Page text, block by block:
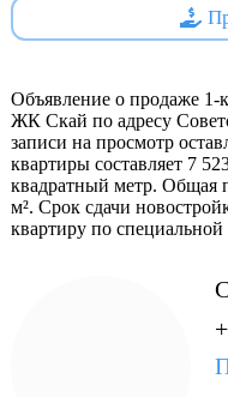
инженерные системы
комфорта круглый год.
материалов гарантирует
экономичность
Расположение позволяет
районов города, что
Близость парков и рек
благоприятной
Современная
соответствует
Таким образом, жилой
Объявление о продаже 1-
ЖК Скай по адресу
записи на просмотр
квартиры составляет 7
квадратный метр. Общая
м². Срок сдачи
квартиру по специальной